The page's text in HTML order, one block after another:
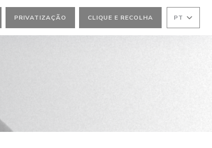
PRIVATIZAÇÃO CLIQUE E RECOLHA PT